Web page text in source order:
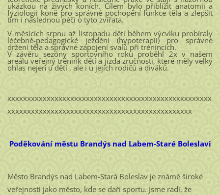
ukázkou na živých koních. Cílem bylo přiblížit anatomii a
fyziologii koně pro správné pochopení funkce těla a zlepšit
tím i následnou péči o tyto zvířata.
V měsících srpnu až listopadu děti během výcviku probíraly
léčebně-pedagogické ježdění (hypoterapii) pro správné
držení těla a správné zapojení svalů při trénincích.
V závěru sezóny sportovního roku proběhl 2x v našem
areálu veřejný trénink dětí a jízda zručnosti, které měly velký
ohlas nejen u dětí , ale i u jejich rodičů a diváků.
xxxxxxxxxxxxxxxxxxxxxxxxxxxxxxxxxxxxxxxxxxxxxxxxxxxx
xxxxxxxxxxxxxxxxxxxxxxxxxxxxxxxxxxxxxxxxxxxxxxx
Poděkování městu Brandýs nad Labem-Staré Boleslavi
Město Brandýs nad Labem-Stará Boleslav je známé široké
veřejnosti jako město, kde se daří sportu. Jsme rádi, že